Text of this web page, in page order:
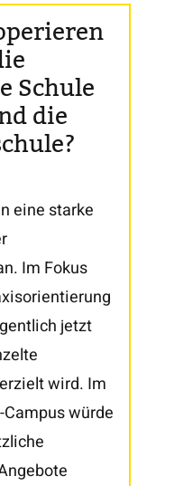
Schule
die
eine starke
Im Fokus
jetzt
wird. Im
würde